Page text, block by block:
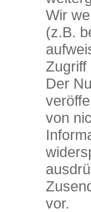
Wir
(z.B.
Der
von
vor.